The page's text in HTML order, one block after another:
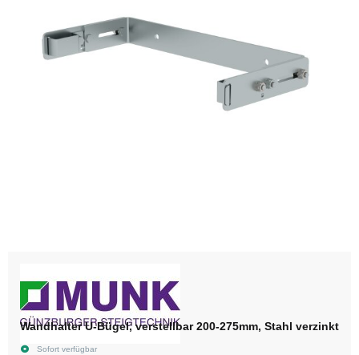
Wandhalter U-Bügel, verstellbar 200-275mm, Stahl verzinkt
Sofort verfügbar